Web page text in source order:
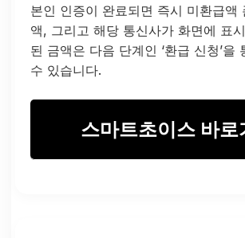
본인 인증이 완료되면 즉시 미환급액
액, 그리고 해당 통신사가 화면에 표
된 금액은 다음 단계인 ‘환급 신청’을
수 있습니다.
스마트초이스 바로